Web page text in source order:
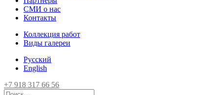
СМИ о нас
Контакты
Коллекция работ
Виды галереи
Русский
English
+7 918 317 66 56